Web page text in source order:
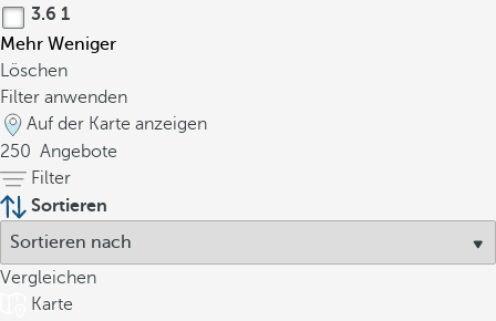
3.6 1
Mehr Weniger
Löschen
Filter anwenden
Auf der Karte anzeigen
250 Angebote
Filter
Sortieren
Vergleichen
Karte